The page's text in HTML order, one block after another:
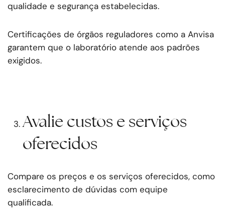
qualidade e segurança estabelecidas.
Certificações de órgãos reguladores como a Anvisa
garantem que o laboratório atende aos padrões
exigidos.
Avalie custos e serviços
oferecidos
Compare os preços e os serviços oferecidos, como
esclarecimento de dúvidas com equipe
qualificada.